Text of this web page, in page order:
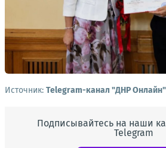
Источник: Telegram-канал "ДНР Онлайн"
Подписывайтесь на наши
Telegram